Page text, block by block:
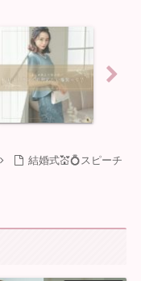
結婚式💒💍スピーチ